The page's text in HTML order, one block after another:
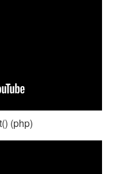
(php)